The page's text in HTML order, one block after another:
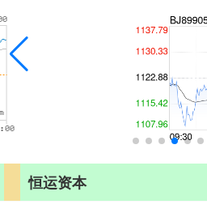
恒运资本